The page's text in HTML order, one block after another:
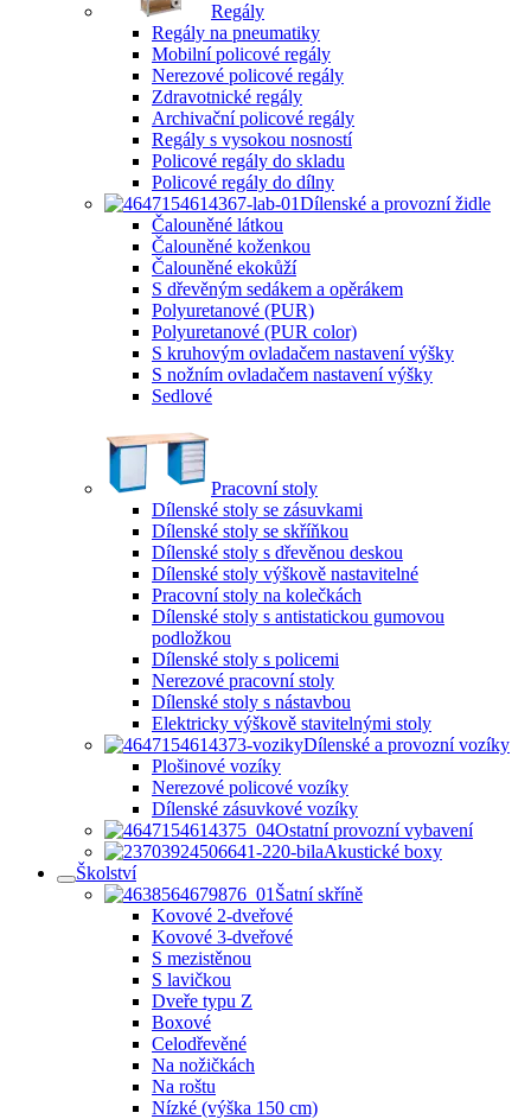
Regály
Regály na pneumatiky
Mobilní policové regály
Nerezové policové regály
Zdravotnické regály
Archivační policové regály
Regály s vysokou nosností
Policové regály do skladu
Policové regály do dílny
Dílenské a provozní židle
Čalouněné látkou
Čalouněné koženkou
Čalouněné ekokůží
S dřevěným sedákem a opěrákem
Polyuretanové (PUR)
Polyuretanové (PUR color)
S kruhovým ovladačem nastavení výšky
S nožním ovladačem nastavení výšky
Sedlové
Pracovní stoly
Dílenské stoly se zásuvkami
Dílenské stoly se skříňkou
Dílenské stoly s dřevěnou deskou
Dílenské stoly výškově nastavitelné
Pracovní stoly na kolečkách
Dílenské stoly s antistatickou gumovou
podložkou
Dílenské stoly s policemi
Nerezové pracovní stoly
Dílenské stoly s nástavbou
Elektricky výškově stavitelnými stoly
Dílenské a provozní vozíky
Plošinové vozíky
Nerezové policové vozíky
Dílenské zásuvkové vozíky
Ostatní provozní vybavení
Akustické boxy
Školství
Šatní skříně
Kovové 2-dveřové
Kovové 3-dveřové
S mezistěnou
S lavičkou
Dveře typu Z
Boxové
Celodřevěné
Na nožičkách
Na roštu
Nízké (výška 150 cm)